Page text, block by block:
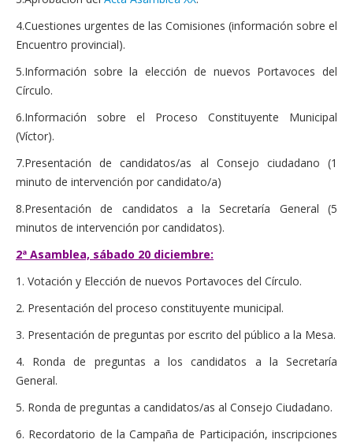
4.Cuestiones urgentes de las Comisiones (información sobre el
Encuentro provincial).
5.Información sobre la elección de nuevos Portavoces del
Círculo.
6.Información sobre el Proceso Constituyente Municipal
(Víctor).
7.Presentación de candidatos/as al Consejo ciudadano (1
minuto de intervención por candidato/a)
8.Presentación de candidatos a la Secretaría General (5
minutos de intervención por candidatos).
2ª Asamblea, sábado 20 diciembre:
1. Votación y Elección de nuevos Portavoces del Círculo.
2. Presentación del proceso constituyente municipal.
3. Presentación de preguntas por escrito del público a la Mesa.
4. Ronda de preguntas a los candidatos a la Secretaría
General.
5. Ronda de preguntas a candidatos/as al Consejo Ciudadano.
6. Recordatorio de la Campaña de Participación, inscripciones